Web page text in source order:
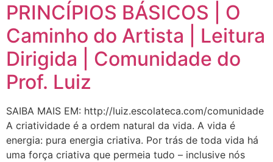
PRINCÍPIOS BÁSICOS | O
Caminho do Artista | Leitura
Dirigida | Comunidade do
Prof. Luiz
SAIBA MAIS EM: http://luiz.escolateca.com/comunidade
A criatividade é a ordem natural da vida. A vida é
energia: pura energia criativa. Por trás de toda vida há
uma força criativa que permeia tudo – inclusive nós